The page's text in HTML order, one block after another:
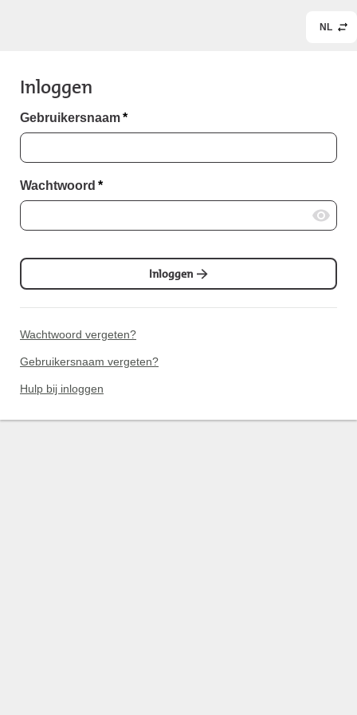
NL
Inloggen
Gebruikersnaam*
Wachtwoord *
Inloggen
Wachtwoord vergeten?
Gebruikersnaam vergeten?
Hulp bij inloggen